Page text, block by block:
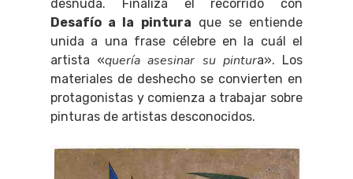
desnuda. Finaliza el recorrido con
Desafío a la pintura que se entiende
unida a una frase célebre en la cuál el
artista «quería asesinar su pintura». Los
materiales de deshecho se convierten en
protagonistas y comienza a trabajar sobre
pinturas de artistas desconocidos.